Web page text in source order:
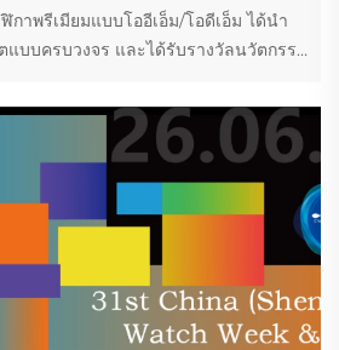
าพรีเมียมแบบโออีเอ็ม/โอดีเอ็ม ได้นำ
แบบครบวงจร และได้รับรางวัลนวัตกรรม
ตช์ วีค ครั้งที่ 31 และงานวินโนไทม์